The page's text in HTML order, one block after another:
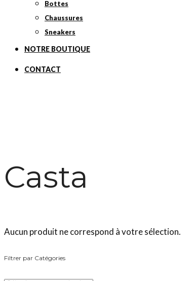
Bottes
Chaussures
Sneakers
NOTRE BOUTIQUE
CONTACT
Casta
Aucun produit ne correspond à votre sélection.
Filtrer par Catégories